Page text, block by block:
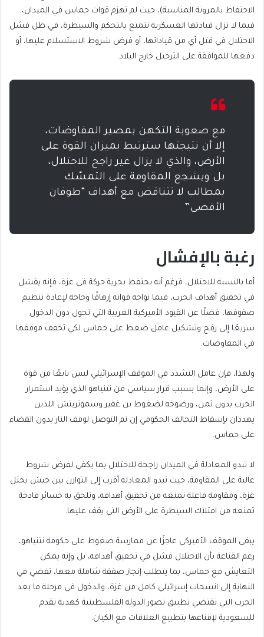
الاحتفاظ بالمرونة المناسبة)، حيث لم تهزم قوات حماس في الميدان،
فيما لا تزال قيادتها العسكرية تتمتع بالتحكم والسيطرة، في ظل فشل
الاحتلال في قتل أي من قياداتها، أو فرض شروط الاستسلام عليها، أو
دفعها للموافقة على الترحيل خارج البلاد.
مع صعوبة التكهن بمصير المفاوضات،
إلا أن نتيجتها سترتبط بميزان القوة على
الأرض، والذي لا يزال غير راجح للاحتلال،
بل ويشجع المقاومة على التمسّك
بمطالب لا تتناقض مع أهداف “طوفان
الأقصى”
رغبة بالإفشال
أما بالنسبة للاحتلال، فرغم أنه يحتفظ بحرية حركة في غزة، فإنه يفشل
في تحقيق أهداف الحرب، فيما تواجه قواته إرهاقًا وحاجة لإعادة تنظيم
صفوفها، فضلًا عن القيود الأميركية الغربية التي تحول دون الدخول
سريعًا إلى رفح وتشكيل عامل ضغط على حماس لكي تخفف موقفها
في المفاوضات.
ولهذا، فإن عامل التشدد في الموقف الإسرائيلي ليس نابعًا من قوة
على الأرض، وإنما بسبب قرار سياسي من نتنياهو الذي يؤيد استمرار
الحرب بدون ثمن، ورضوخه لضغوط بن غفير وسموتريتش اللذين
يهددان بإسقاط التحالف الحكومي إن تم التوصل لوقف النار بدون القضاء
على حماس.
لا تبدو المعادلة في الميدان راجحة للاحتلال بما يكفي لفرض شروط
عالية على المقاومة، حيث تبدو المعادلة أقرب إلى التوازن بين جيش يحتل
غزة، ومقاومة فاعلة تمنعه من تحقيق أهدافه، وتلحق به خسائر فادحة
تمنعه من امتلاك السيطرة على الأرض التي يقف عليها.
يبقى الموقف الأميركي عاجزًا عن ممارسة ضغوط على حكومة نتنياهو،
رغم القناعة بأن الاحتلال فشل في تحقيق أهدافه، بل وإنه يمكن
التعايش مع حماس، بما يتطلب إنجاز صفقة شاملة معها، تفضي في
النهاية إلى انسحاب إسرائيلي كامل من غزة، والدخول في مرحلة ما بعد
الحرب التي تقتضي تطبيق تصور الدولة الفلسطينية كهدية تقدم
للسعودية لإقناعها بتطبيع العلاقات مع الكيان.